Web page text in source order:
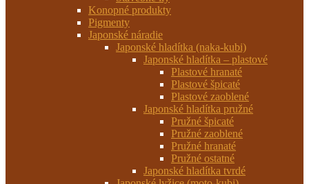
Konopné produkty
Pigmenty
Japonské náradie
Japonské hladítka (naka-kubi)
Japonské hladítka – plastové
Plastové hranaté
Plastové špicaté
Plastové zaoblené
Japonské hladítka pružné
Pružné špicaté
Pružné zaoblené
Pružné hranaté
Pružné ostatné
Japonské hladítka tvrdé